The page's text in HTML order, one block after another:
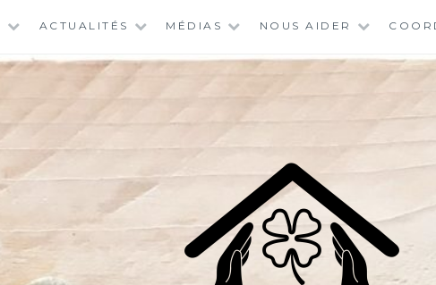
ACTUALITÉS MÉDIAS NOUS AIDER